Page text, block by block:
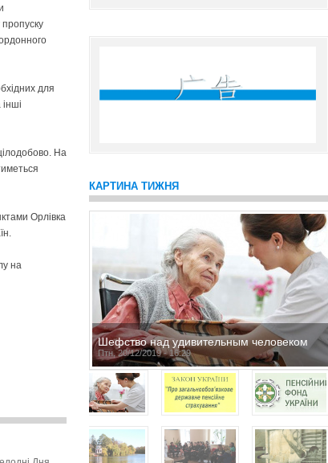
пропуску
для
На
Орлівка
на
КАРТИНА ТИЖНЯ
Шефство над удивительным человеком
Птн, 20/12/2019 - 16:29